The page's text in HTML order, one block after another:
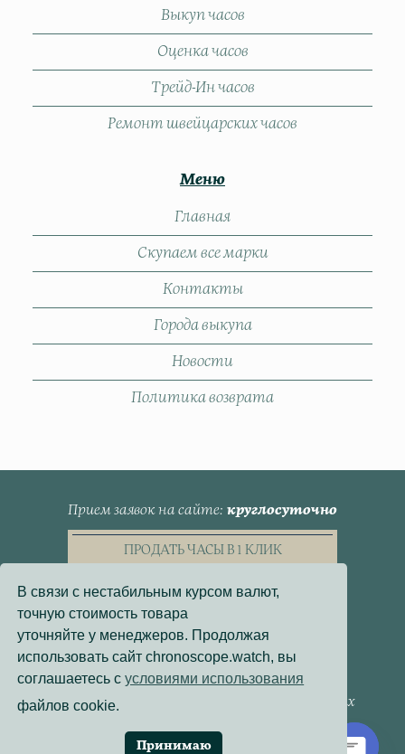
Выкуп часов
Оценка часов
Трейд-Ин часов
Ремонт швейцарских часов
Меню
Главная
Скупаем все марки
Контакты
Города выкупа
Новости
Политика возврата
Прием заявок на сайте круглосуточно
ПРОДАТЬ ЧАСЫ В 1 КЛИК
Пользовательское Соглашение
Политика конфиденциальности
Согласие на обработку персональных данных
Политика использования файлов cookie
В связи с нестабильным курсом валют,
точную стоимость товара
уточняйте у менеджеров. Продолжая
использовать сайт chronoscope.watch, вы
соглашаетесь сусловиями использования
файлов cookie.
Принимаю